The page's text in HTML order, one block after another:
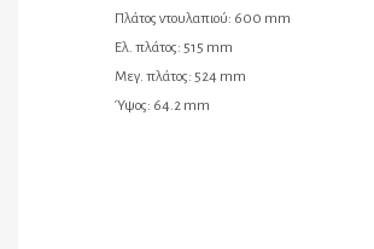
Πλάτος ντουλαπιού: 600 mm
Ελ. πλάτος: 515 mm
Μεγ. πλάτος: 524 mm
Ύψος: 64.2 mm